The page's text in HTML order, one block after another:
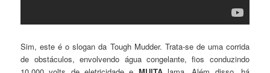
Sim, este é o slogan da Tough Mudder. Trata-se de uma corrida
de obstáculos, envolvendo água congelante, fios conduzindo